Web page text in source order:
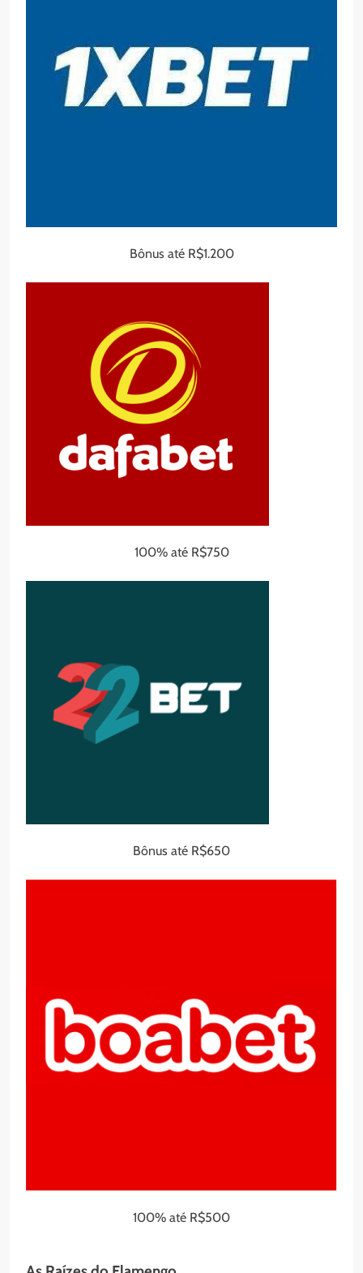
Bônus até R$1.200
100% até R$750
Bônus até R$650
100% até R$500